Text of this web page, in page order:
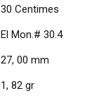
30 Centimes
El Mon.# 30.4
27, 00 mm
1, 82 gr